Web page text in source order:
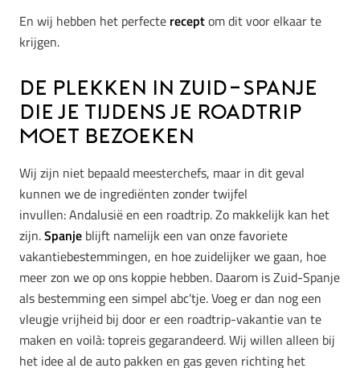
En wij hebben het perfecte receptom dit voor elkaar te
krijgen.
De plekken in Zuid-Spanje
die je tijdens je roadtrip
moet bezoeken
Wij zijn niet bepaald meesterchefs, maar in dit geval
kunnen we de ingrediënten zonder twijfel
invullen: Andalusië en een roadtrip. Zo makkelijk kan het
zijn.Spanje blijft namelijk een van onze favoriete
vakantiebestemmingen, en hoe zuidelijker we gaan, hoe
meer zon we op ons koppie hebben. Daarom is Zuid-Spanje
als bestemming een simpel abc’tje. Voeg er dan nog een
vleugje vrijheid bij door er een roadtrip-vakantie van te
maken en voilà: topreis gegarandeerd. Wij willen alleen bij
het idee al de auto pakken en gas geven richting het